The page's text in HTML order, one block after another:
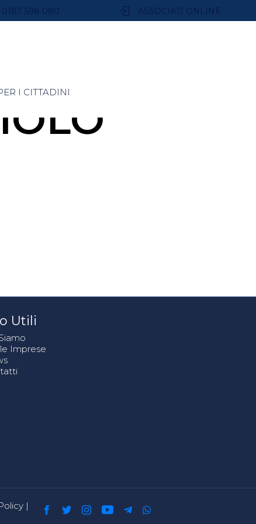
0187 598 080 ASSOCIATI ONLINE
I CITTADINI
Utili
Imprese
|